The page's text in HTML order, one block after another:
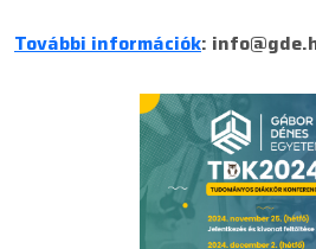
További információk: